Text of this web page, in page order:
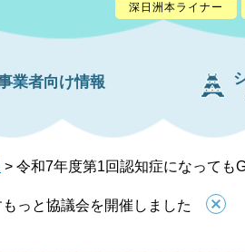
深日洲本ライナー
業者向け情報
> 令和7年度第1回認知症になっても
っと協議会を開催しました